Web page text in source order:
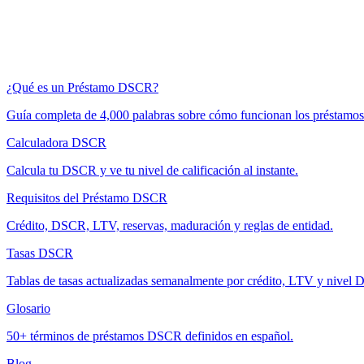
¿Qué es un Préstamo DSCR?
Guía completa de 4,000 palabras sobre cómo funcionan los
Calculadora DSCR
Calcula tu DSCR y ve tu nivel de calificación al instante.
Requisitos del Préstamo DSCR
Crédito, DSCR, LTV, reservas, maduración y reglas de entidad.
Tasas DSCR
Tablas de tasas actualizadas semanalmente por crédito, LTV y nivel
Glosario
50+ términos de préstamos DSCR definidos en español.